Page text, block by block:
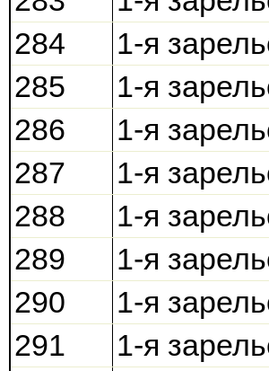
284
1-я
285
1-я
286
1-я
287
1-я
288
1-я
289
1-я
290
1-я
291
1-я